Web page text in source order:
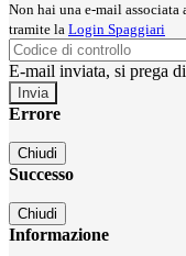
Non hai una e-mail
tramite la Login Spaggiari
E-mail inviata, si prega
Errore
Chiudi
Successo
Chiudi
Informazione